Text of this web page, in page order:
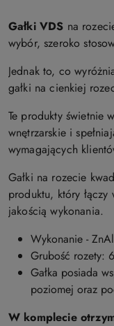
Gałki VDS na
wybór, szeroko
Jednak to, co
gałki na cienkiej
Te produkty świetnie
wnętrzarskie i
wymagających
Gałki na rozecie
produktu, który
jakością wykonania.
Wykonanie -
Grubość rozety:
Gałka posiada
poziomej oraz
W komplecie